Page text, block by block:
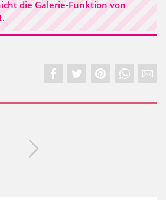
die Galerie-Funktion von